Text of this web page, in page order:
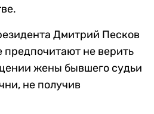
Дмитрий Песков
предпочитают не верить
жены бывшего судьи
не получив